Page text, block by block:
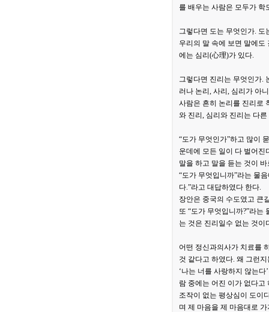
를 배우는 사람은 모두가
그렇다면 도는 무엇인가. 도
우리의 말 속에 보면 말에
에는 심리(心理)가 있다.
그렇다면 진리는 무엇인가.
러나 논리, 사리, 심리가 아
사람은 흔히 논리를 진리로
와 진리, 심리와 진리는 다른
“도가 무엇인가”하고 많이
운데에 모든 일이 다 벌어진
말을 하고 말을 듣는 것이
“도가 무엇입니까”라는 물
다.”라고 대답하였다 한다.
장안은 중국의 수도였고 큰
또 “도가 무엇입니까?”라
는 것은 진리일수 없는 것이
어떤 정신과의사가 치료를
것 같다고 하였다. 왜 그런
‘나는 너를 사랑하지 않는
람 중에는 어진 이가 없다고
조작이 없는 평상심이 도이
며 제 마음을 제 마음대로